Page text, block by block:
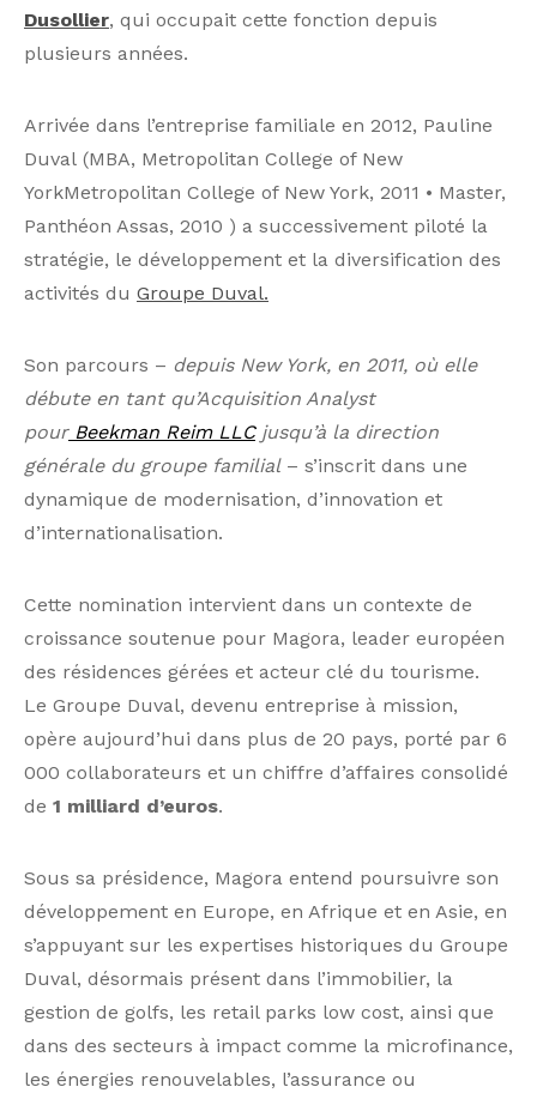
Dusollier, qui occupait cette fonction depuis
plusieurs années.
Arrivée dans l’entreprise familiale en 2012, Pauline
Duval (MBA, Metropolitan College of New
YorkMetropolitan College of New York, 2011 • Master,
Panthéon Assas, 2010 ) a successivement piloté la
stratégie, le développement et la diversification des
activités du Groupe Duval.
Son parcours – depuis New York, en 2011, où elle
débute en tant qu’Acquisition Analyst
pourBeekman Reim LLCjusqu’à la direction
générale du groupe familial– s’inscrit dans une
dynamique de modernisation, d’innovation et
d’internationalisation.
Cette nomination intervient dans un contexte de
croissance soutenue pour Magora, leader européen
des résidences gérées et acteur clé du tourisme.
Le Groupe Duval, devenu entreprise à mission,
opère aujourd’hui dans plus de 20 pays, porté par 6
000 collaborateurs et un chiffre d’affaires consolidé
de 1 milliard d’euros.
Sous sa présidence, Magora entend poursuivre son
développement en Europe, en Afrique et en Asie, en
s’appuyant sur les expertises historiques du Groupe
Duval, désormais présent dans l’immobilier, la
gestion de golfs, les retail parks low cost, ainsi que
dans des secteurs à impact comme la microfinance,
les énergies renouvelables, l’assurance ou